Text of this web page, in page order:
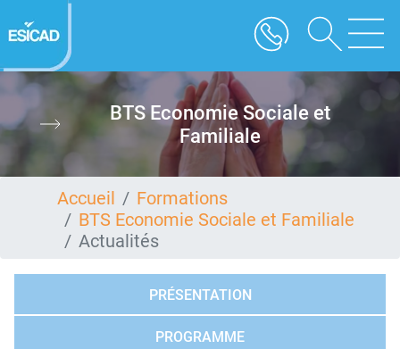
au
contenu
BTS Economie Sociale et
Familiale
Accueil
Formations
BTS Economie Sociale et Familiale
Actualités
PRÉSENTATION
PROGRAMME